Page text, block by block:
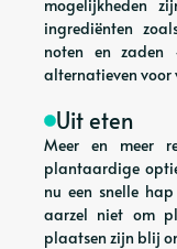
mogelijkheden
ingrediënten
noten en zaden
alternatieven voor
Uit eten
Meer en meer
plantaardige
nu een snelle
aarzel niet om
plaatsen zijn blij